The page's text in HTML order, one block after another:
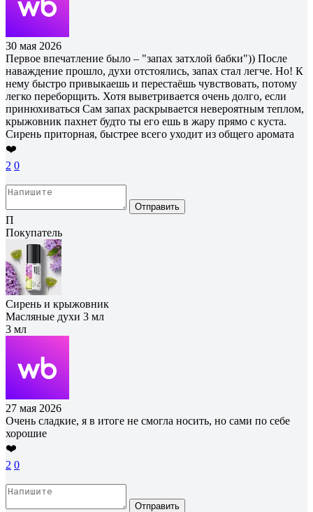
30 мая 2026
Первое впечатление было – "запах затхлой бабки")) После
наваждение прошло, духи отстоялись, запах стал легче. Но! К
нему быстро привыкаешь и перестаёшь чувствовать, потому
легко переборщить. Хотя выветривается очень долго, если
принюхиваться Сам запах раскрывается невероятным теплом,
крыжовник пахнет будто ты его ешь в жару прямо с куста.
Сирень приторная, быстрее всего уходит из общего аромата
❤️
2 0
Отправить
П
Покупатель
Сирень и крыжовник
Масляные духи 3 мл
3 мл
27 мая 2026
Очень сладкие, я в итоге не смогла носить, но сами по себе
хорошие
❤️
2 0
Отправить